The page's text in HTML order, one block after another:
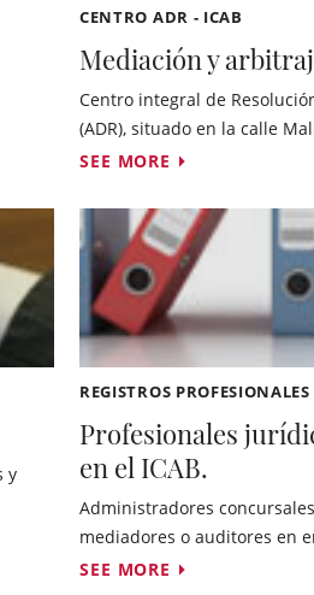
CENTRO ADR - ICAB
Mediación y
Centro integral de
(ADR), situado en la calle
SEE MORE
y
REGISTROS PROFESIONALES
Profesionales
en el ICAB.
Administradores
mediadores o auditores en
SEE MORE